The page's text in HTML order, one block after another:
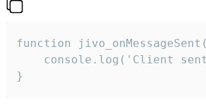
function
console.log('Client
}